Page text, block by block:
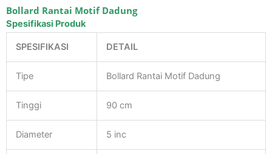
Bollard Rantai Motif Dadung
Spesifikasi Produk
SPESIFIKASI DETAIL
Tipe Bollard Rantai Motif Dadung
Tinggi 90 cm
Diameter 5 inc